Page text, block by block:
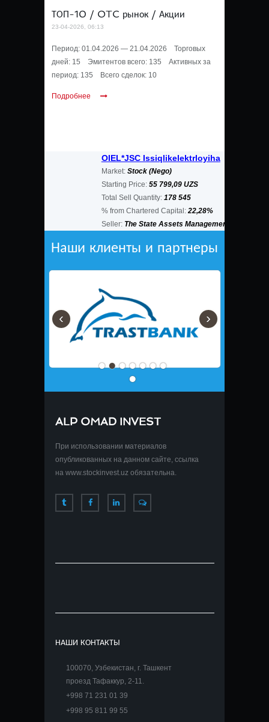
ТОП-10 / OTC рынок / Акции
23-04-2026, 06:13
Период: 01.04.2026 — 21.04.2026 Торговых
дней: 15 Эмитентов всего: 135 Активных за
период: 135 Всего сделок: 10
Подробнее
OIEL*JSC Issiqlikelektrloyiha
Market:Stock (Nego)
Starting Price:55 799,09 UZS
Total Sell Quantity:178 545
% from Chartered Capital:22,28%
Seller:The State Assets Management Agency
Наши клиенты и партнеры
‹ ›
ALP OMAD INVEST
При использовании материалов
опубликованных на данном сайте, ссылка
на www.stockinvest.uz обязательна.
НАШИ КОНТАКТЫ
100070, Узбекистан, г. Ташкент
проезд Тафаккур, 2-11.
+998 71 231 01 39
+998 95 811 99 55